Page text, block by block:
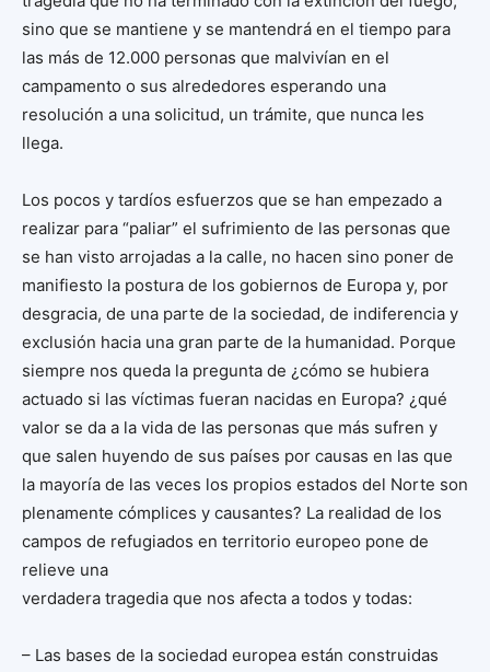
sino que se mantiene y se mantendrá en el tiempo para
las más de 12.000 personas que malvivían en el
campamento o sus alrededores esperando una
resolución a una solicitud, un trámite, que nunca les
llega.
Los pocos y tardíos esfuerzos que se han empezado a
realizar para “paliar” el sufrimiento de las personas que
se han visto arrojadas a la calle, no hacen sino poner de
manifiesto la postura de los gobiernos de Europa y, por
desgracia, de una parte de la sociedad, de indiferencia y
exclusión hacia una gran parte de la humanidad. Porque
siempre nos queda la pregunta de ¿cómo se hubiera
actuado si las víctimas fueran nacidas en Europa? ¿qué
valor se da a la vida de las personas que más sufren y
que salen huyendo de sus países por causas en las que
la mayoría de las veces los propios estados del Norte son
plenamente cómplices y causantes? La realidad de los
campos de refugiados en territorio europeo pone de
relieve una
verdadera tragedia que nos afecta a todos y todas:
– Las bases de la sociedad europea están construidas